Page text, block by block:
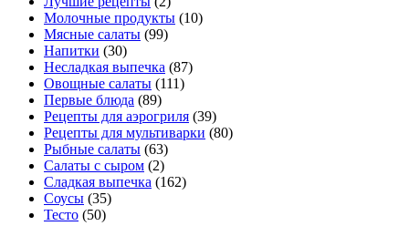
Молочные продукты (10)
Мясные салаты (99)
Напитки (30)
Несладкая выпечка (87)
Овощные салаты (111)
Первые блюда (89)
Рецепты для аэрогриля (39)
Рецепты для мультиварки (80)
Рыбные салаты (63)
Салаты с сыром (2)
Сладкая выпечка (162)
Соусы (35)
Тесто (50)